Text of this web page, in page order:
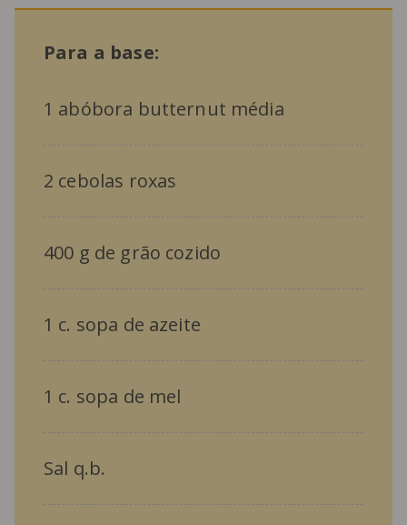
Para a base:
1 abóbora butternut média
2 cebolas roxas
400 g de grão cozido
1 c. sopa de azeite
1 c. sopa de mel
Sal q.b.